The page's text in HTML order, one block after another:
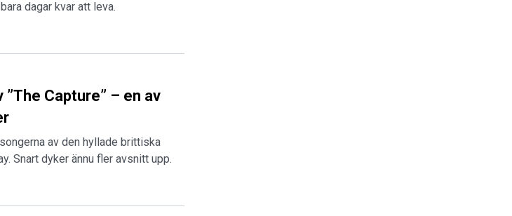
dagar kvar att leva.
Capture” – en av
av den hyllade brittiska
Snart dyker ännu fler avsnitt upp.